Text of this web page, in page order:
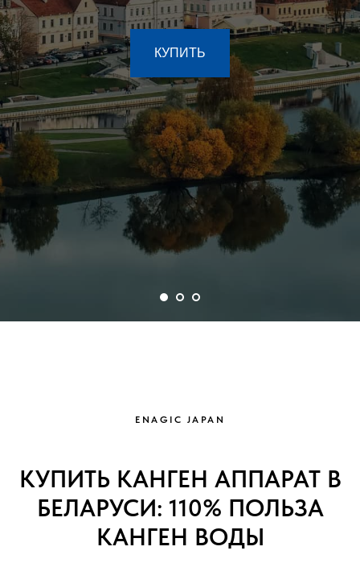
КУПИТЬ
ENAGIC JAPAN
КУПИТЬ КАНГЕН АППАРАТ В
БЕЛАРУСИ: 110% ПОЛЬЗА
КАНГЕН ВОДЫ